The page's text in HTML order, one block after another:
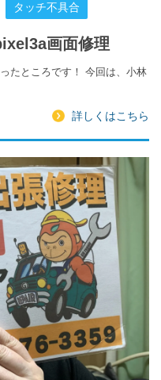
タッチ不具合
画面修理
たところです！ 今回は、小林
詳しくはこちら